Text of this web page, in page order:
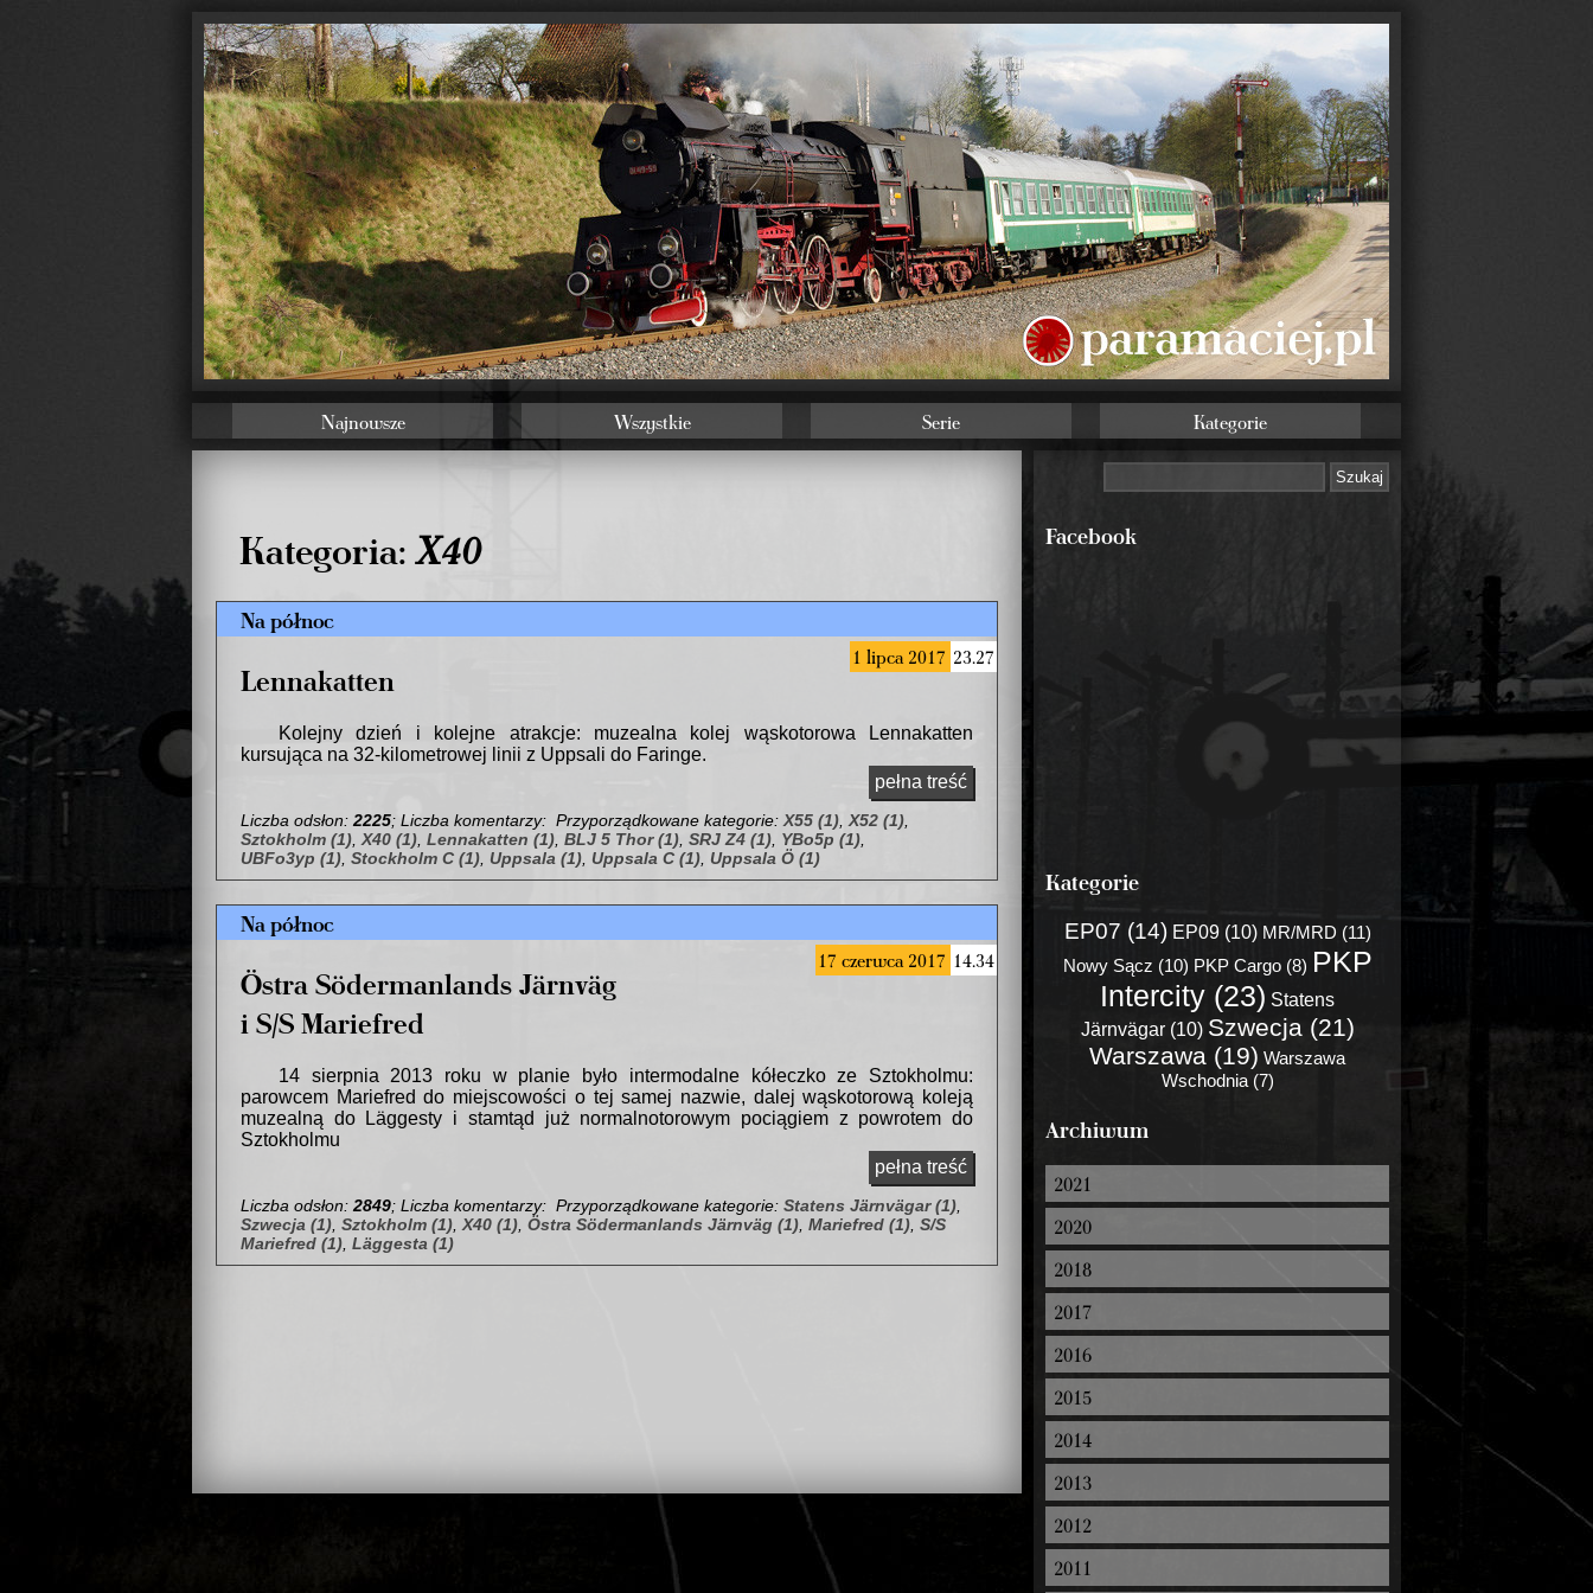
Najnowsze Wszystkie Serie Kategorie
Kategoria:X40
Na północ
1 lipca 2017 23.27
Lennakatten
Kolejny dzień i kolejne atrakcje: muzealna kolej wąskotorowa Lennakatten
kursująca na 32-kilometrowej linii z Uppsali do Faringe.
pełna treść
Liczba odsłon: 2225; Liczba komentarzy: Przyporządkowane kategorie: X55 (1) X52 (1)
Sztokholm (1) X40 (1) Lennakatten (1) BLJ 5 Thor (1) SRJ Z4 (1) YBo5p (1)
UBFo3yp (1) Stockholm C (1) Uppsala (1) Uppsala C (1) Uppsala Ö (1)
Na północ
17 czerwca 2017 14.34
Östra Södermanlands Järnväg
i S/S Mariefred
14 sierpnia 2013 roku w planie było intermodalne kółeczko ze Sztokholmu:
parowcem Mariefred do miejscowości o tej samej nazwie, dalej wąskotorową koleją
muzealną do Läggesty i stamtąd już normalnotorowym pociągiem z powrotem do
Sztokholmu
pełna treść
Liczba odsłon: 2849; Liczba komentarzy: Przyporządkowane kategorie: Statens Järnvägar (1)
Szwecja (1) Sztokholm (1) X40 (1) Östra Södermanlands Järnväg (1) Mariefred (1) S/S
Mariefred (1) Läggesta (1)
Facebook
Kategorie
EP07 (14) EP09 (10) MR/MRD (11)
Nowy Sącz (10) PKP Cargo (8) PKP
Intercity (23) Statens
Järnvägar (10) Szwecja (21)
Warszawa (19) Warszawa
Wschodnia (7)
Archiwum
2021
2020
2018
2017
2016
2015
2014
2013
2012
2011